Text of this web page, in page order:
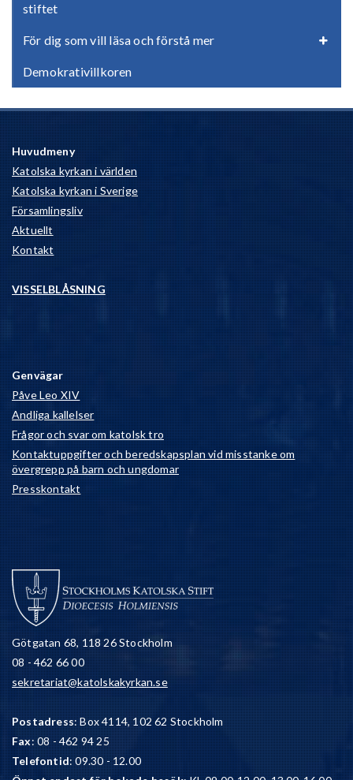
stiftet
För dig som vill läsa och förstå mer
Demokrativillkoren
Huvudmeny
Katolska kyrkan i världen
Katolska kyrkan i Sverige
Församlingsliv
Aktuellt
Kontakt
VISSELBLÅSNING
Genvägar
Påve Leo XIV
Andliga kallelser
Frågor och svar om katolsk tro
Kontaktuppgifter och beredskapsplan vid misstanke om
övergrepp på barn och ungdomar
Presskontakt
Götgatan 68, 118 26 Stockholm
08 - 462 66 00
sekretariat@katolskakyrkan.se
Postadress: Box 4114, 102 62 Stockholm
Fax: 08 - 462 94 25
Telefontid: 09.30 - 12.00